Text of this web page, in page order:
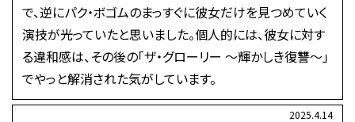
で、逆にパク・ボゴムのまっすぐに彼女だけを見つめていく
演技が光っていたと思いました。個人的には、彼女に対す
る違和感は、その後の「ザ・グローリー 〜輝かしき復讐〜」
でやっと解消された気がしています。
2025.4.14